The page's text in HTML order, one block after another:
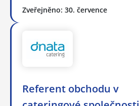
Zveřejněno: 30. července
Referent obchodu v